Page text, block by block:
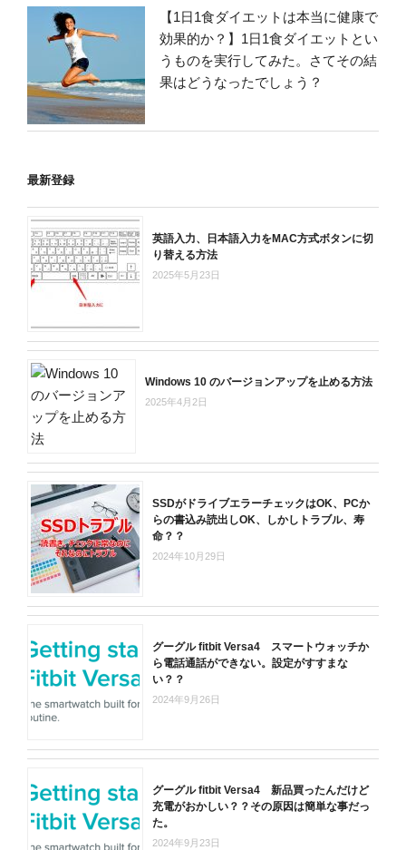
【1日1食ダイエットは本当に健康で
効果的か？】1日1食ダイエットとい
うものを実行してみた。さてその結
果はどうなったでしょう？
最新登録
英語入力、日本語入力をMAC方式ボタンに切
り替える方法
2025年5月23日
Windows 10 のバージョンアップを止める方法
2025年4月2日
SSDがドライブエラーチェックはOK、PCか
らの書込み読出しOK、しかしトラブル、寿
命？？
2024年10月29日
グーグル fitbit Versa4 スマートウォッチか
ら電話通話ができない。設定がすすまな
い？？
2024年9月26日
グーグル fitbit Versa4 新品買ったんだけど
充電がおかしい？？その原因は簡単な事だっ
た。
2024年9月23日